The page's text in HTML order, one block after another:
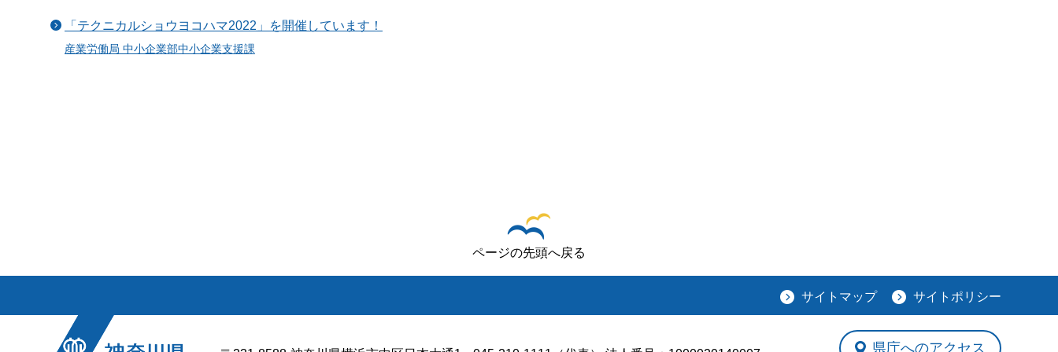
「テクニカルショウヨコハマ2022」を開催しています！
産業労働局 中小企業部中小企業支援課
ページの先頭へ戻る
サイトマップ サイトポリシー
県庁へのアクセス